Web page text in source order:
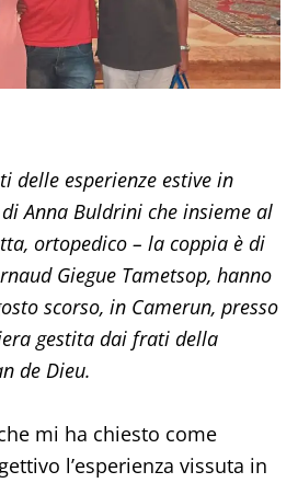
delle esperienze estive in
Anna Buldrini che insieme al
ortopedico – la coppia è di
Giegue Tametsop, hanno
scorso, in Camerun, presso
gestita dai frati della
de Dieu.
mi ha chiesto come
l’esperienza vissuta in